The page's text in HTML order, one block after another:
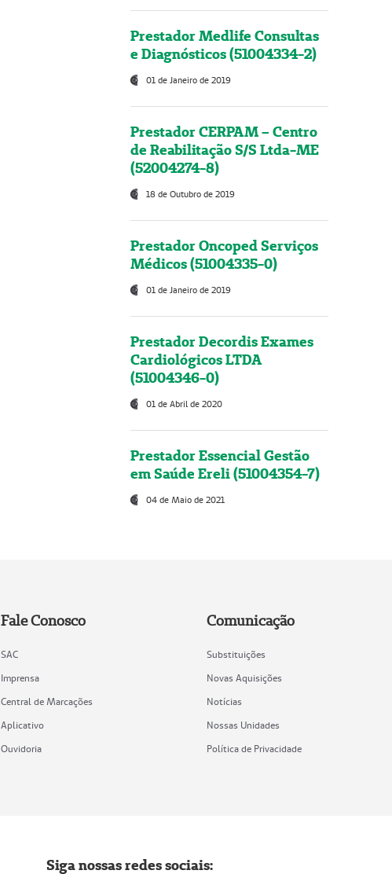
Prestador Medlife Consultas
e Diagnósticos (51004334-2)
01 de Janeiro de 2019
Prestador CERPAM – Centro
de Reabilitação S/S Ltda-ME
(52004274-8)
18 de Outubro de 2019
Prestador Oncoped Serviços
Médicos (51004335-0)
01 de Janeiro de 2019
Prestador Decordis Exames
Cardiológicos LTDA
(51004346-0)
01 de Abril de 2020
Prestador Essencial Gestão
em Saúde Ereli (51004354-7)
04 de Maio de 2021
Fale Conosco
SAC
Imprensa
Central de Marcações
Aplicativo
Ouvidoria
Comunicação
Substituições
Novas Aquisições
Notícias
Nossas Unidades
Política de Privacidade
Siga nossas redes sociais: